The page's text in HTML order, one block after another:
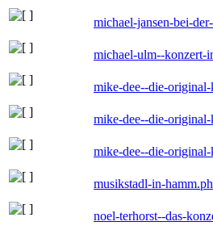
michael-jansen-bei-
michael-ulm--konzert-
mike-dee--die-
mike-dee--die-
mike-dee--die-
musikstadl-in-
noel-terhorst--das-